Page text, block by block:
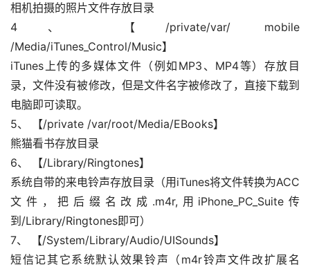
相机拍摄的照片文件存放目录
4、 【/private/var/ mobile
/Media/iTunes_Control/Music】
iTunes上传的多媒体文件（例如MP3、MP4等）存放目
录，文件没有被修改，但是文件名字被修改了，直接下载到
电脑即可读取。
5、 【/private /var/root/Media/EBooks】
熊猫看书存放目录
6、 【/Library/Ringtones】
系统自带的来电铃声存放目录（用iTunes将文件转换为ACC
文件，把后缀名改成.m4r,用iPhone_PC_Suite传
到/Library/Ringtones即可）
7、 【/System/Library/Audio/UISounds】
短信记其它系统默认效果铃声（m4r铃声文件改扩展名